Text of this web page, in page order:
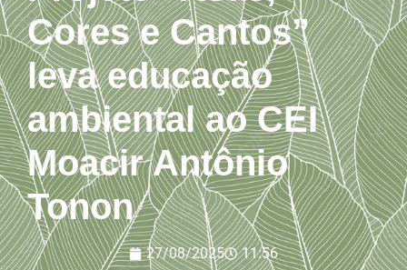
Cores e Cantos”
leva educação
ambiental ao CEI
Moacir Antônio
Tonon
27/08/2025 11:56